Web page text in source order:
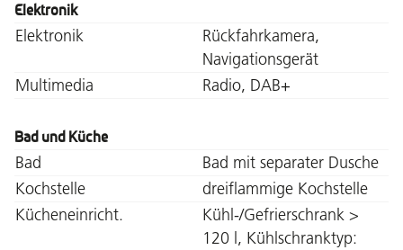
Elektronik
Elektronik
Rückfahrkamera,
Navigationsgerät
Multimedia
Radio, DAB+
Bad und Küche
Bad
Bad mit separater Dusche
Kochstelle
dreiflammige Kochstelle
Kücheneinricht.
Kühl-/Gefrierschrank >
120 l, Kühlschranktyp: